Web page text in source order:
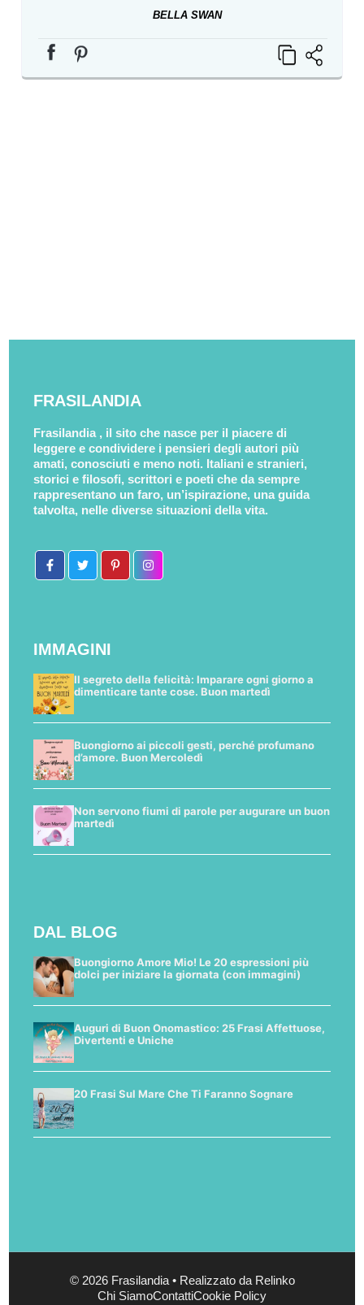
BELLA SWAN
FRASILANDIA
Frasilandia , il sito che nasce per il piacere di
leggere e condividere i pensieri degli autori più
amati, conosciuti e meno noti. Italiani e stranieri,
storici e filosofi, scrittori e poeti che da sempre
rappresentano un faro, un’ispirazione, una guida
talvolta, nelle diverse situazioni della vita.
IMMAGINI
Il segreto della felicità: Imparare ogni giorno a
dimenticare tante cose. Buon martedì
Buongiorno ai piccoli gesti, perché profumano
d’amore. Buon Mercoledì
Non servono fiumi di parole per augurare un buon
martedì
DAL BLOG
Buongiorno Amore Mio! Le 20 espressioni più
dolci per iniziare la giornata (con immagini)
Auguri di Buon Onomastico: 25 Frasi Affettuose,
Divertenti e Uniche
20 Frasi Sul Mare Che Ti Faranno Sognare
© 2026 Frasilandia • Realizzato da Relinko
Chi SiamoContattiCookie Policy